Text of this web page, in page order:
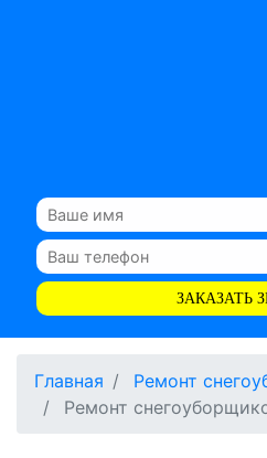
ЗАКАЗАТЬ
Главная
Ремонт
Ремонт